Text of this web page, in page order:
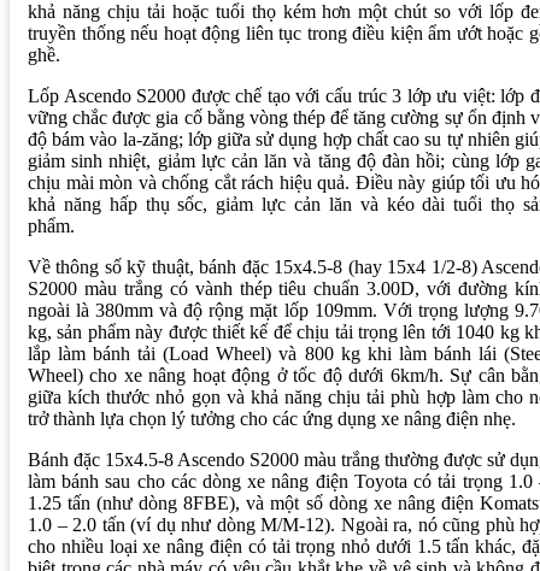
khả năng chịu tải hoặc tuổi thọ kém hơn một chút so với lốp
truyền thống nếu hoạt động liên tục trong điều kiện ẩm ướt hoặc
ghề.
Lốp Ascendo S2000 được chế tạo với cấu trúc 3 lớp ưu việt: lớp
vững chắc được gia cố bằng vòng thép để tăng cường sự ổn định
độ bám vào la-zăng; lớp giữa sử dụng hợp chất cao su tự nhiên
giảm sinh nhiệt, giảm lực cản lăn và tăng độ đàn hồi; cùng lớp
chịu mài mòn và chống cắt rách hiệu quả. Điều này giúp tối ưu
khả năng hấp thụ sốc, giảm lực cản lăn và kéo dài tuổi thọ
phẩm.
Về thông số kỹ thuật, bánh đặc 15x4.5-8 (hay 15x4 1/2-8)
S2000 màu trắng có vành thép tiêu chuẩn 3.00D, với đường
ngoài là 380mm và độ rộng mặt lốp 109mm. Với trọng lượng
kg, sản phẩm này được thiết kế để chịu tải trọng lên tới 1040 kg
lắp làm bánh tải (Load Wheel) và 800 kg khi làm bánh lái
Wheel) cho xe nâng hoạt động ở tốc độ dưới 6km/h. Sự cân
giữa kích thước nhỏ gọn và khả năng chịu tải phù hợp làm cho
trở thành lựa chọn lý tưởng cho các ứng dụng xe nâng điện nhẹ.
Bánh đặc 15x4.5-8 Ascendo S2000 màu trắng thường được sử
làm bánh sau cho các dòng xe nâng điện Toyota có tải trọng 1.0
1.25 tấn (như dòng 8FBE), và một số dòng xe nâng điện
1.0 – 2.0 tấn (ví dụ như dòng M/M-12). Ngoài ra, nó cũng phù
cho nhiều loại xe nâng điện có tải trọng nhỏ dưới 1.5 tấn khác,